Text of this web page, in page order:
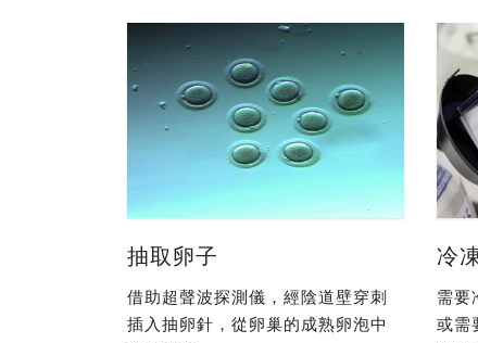
抽取卵子
借助超聲波探測儀，經陰道壁穿刺
插入抽卵針，從卵巢的成熟卵泡中
冷
需要
或需